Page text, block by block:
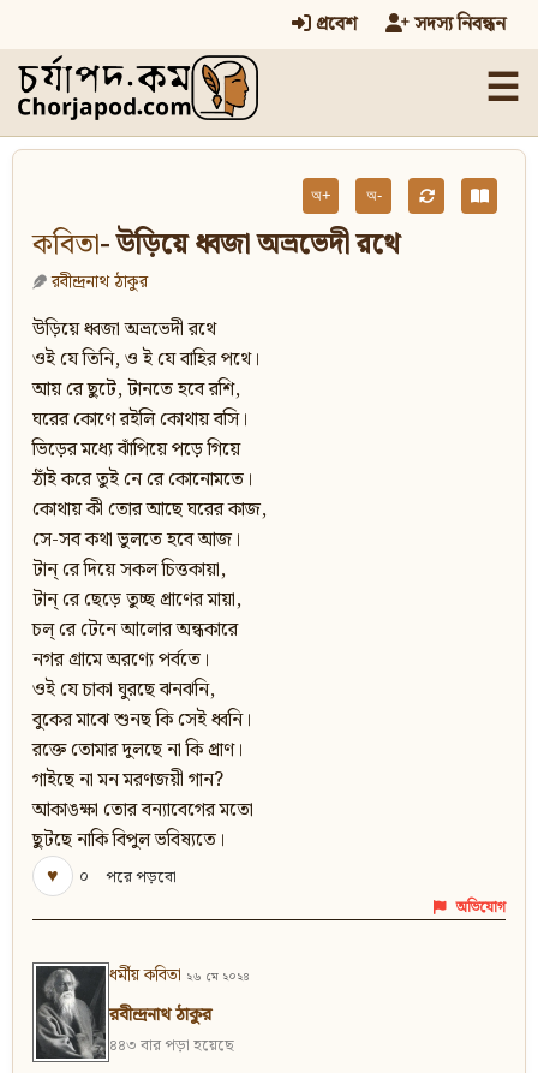
প্রবেশ সদস্য নিবন্ধন
☰
অ+ অ-
কবিতা- উড়িয়ে ধ্বজা অভ্রভেদী রথে
রবীন্দ্রনাথ ঠাকুর
উড়িয়ে ধ্বজা অভ্রভেদী রথে
ওই যে তিনি, ও ই যে বাহির পথে।
আয় রে ছুটে, টানতে হবে রশি,
ঘরের কোণে রইলি কোথায় বসি।
ভিড়ের মধ্যে ঝাঁপিয়ে পড়ে গিয়ে
ঠাঁই করে তুই নে রে কোনোমতে।
কোথায় কী তোর আছে ঘরের কাজ,
সে-সব কথা ভুলতে হবে আজ।
টান্‌ রে দিয়ে সকল চিত্তকায়া,
টান্‌ রে ছেড়ে তুচ্ছ প্রাণের মায়া,
চল্‌ রে টেনে আলোর অন্ধকারে
নগর গ্রামে অরণ্যে পর্বতে।
ওই যে চাকা ঘুরছে ঝনঝনি,
বুকের মাঝে শুনছ কি সেই ধ্বনি।
রক্তে তোমার দুলছে না কি প্রাণ।
গাইছে না মন মরণজয়ী গান?
আকাঙক্ষা তোর বন্যাবেগের মতো
ছুটছে নাকি বিপুল ভবিষ্যতে।
♥
০ পরে পড়বো
অভিযোগ
ধর্মীয় কবিতা ২৬ মে ২০২৪
রবীন্দ্রনাথ ঠাকুর
৪৪৩ বার পড়া হয়েছে